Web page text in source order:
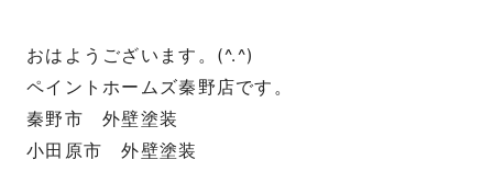
おはようございます。(^.^)
ペイントホームズ秦野店です。
秦野市 外壁塗装
小田原市 外壁塗装